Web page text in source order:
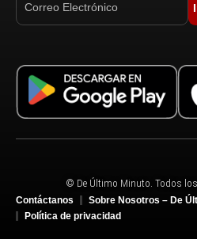
© De Último Minuto. Todos
Contáctanos
Sobre Nosotros – De
Política de privacidad